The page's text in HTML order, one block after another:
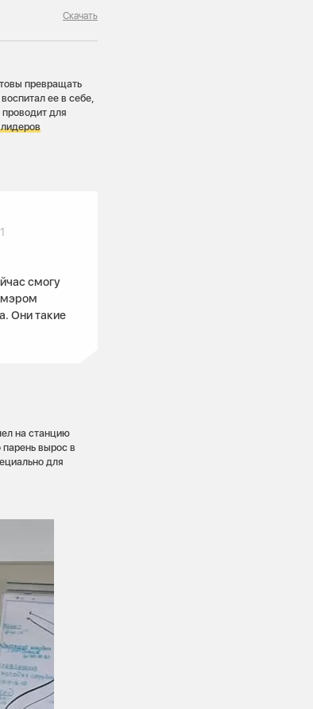
Скачать
превращать
ее в себе,
для
смогу
мэром
Они такие
на станцию
вырос в
для